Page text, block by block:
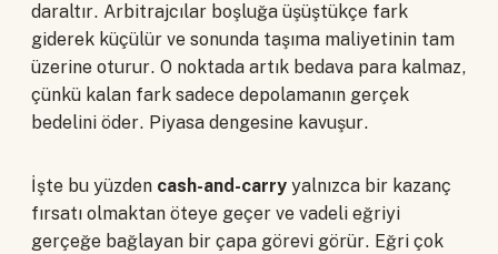
daraltır. Arbitrajcılar boşluğa üşüştükçe fark
giderek küçülür ve sonunda taşıma maliyetinin tam
üzerine oturur. O noktada artık bedava para kalmaz,
çünkü kalan fark sadece depolamanın gerçek
bedelini öder. Piyasa dengesine kavuşur.
İşte bu yüzden cash-and-carry yalnızca bir kazanç
fırsatı olmaktan öteye geçer ve vadeli eğriyi
gerçeğe bağlayan bir çapa görevi görür. Eğri çok